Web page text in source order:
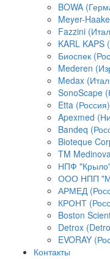
BOWA
Meyer-
Fazzini
KARL KAPS
Биоспек
Mederen
Medax
SonoScape
Etta (Россия)
Apexmed
Bandeq
Bioteque
TM
НПФ
ООО НПП
АРМЕД
КРОНТ
Boston
Detrox
EVORAY
Контакты